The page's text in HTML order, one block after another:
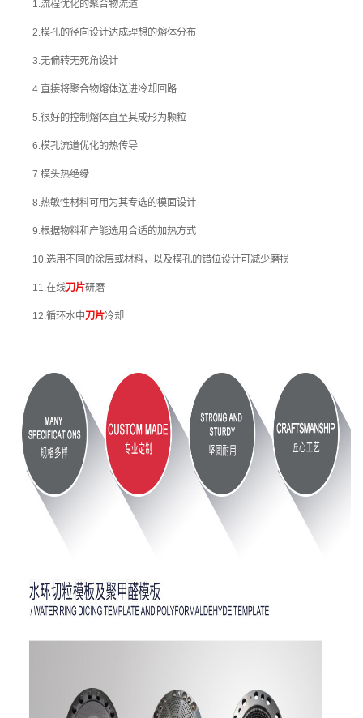
1.流程优化的聚合物流道
2.模孔的径向设计达成理想的熔体分布
3.无偏转无死角设计
4.直接将聚合物熔体送进冷却回路
5.很好的控制熔体直至其成形为颗粒
6.模孔流道优化的热传导
7.模头热绝缘
8.热敏性材料可用为其专选的模面设计
9.根据物料和产能选用合适的加热方式
10.选用不同的涂层或材料，以及模孔的错位设计可减少磨损
11.在线刀片研磨
12.循环水中刀片冷却